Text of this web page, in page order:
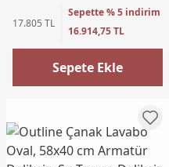
17.805 TL
Sepette % 5 indirim
16.914,75 TL
Sepete Ekle